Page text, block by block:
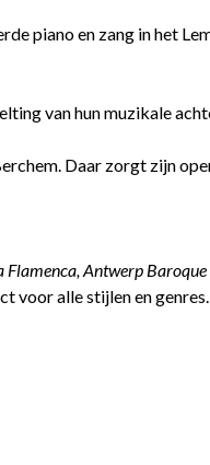
piano en zang in het
van hun muzikale
Daar zorgt zijn
Flamenca, Antwerp
voor alle stijlen en genres.